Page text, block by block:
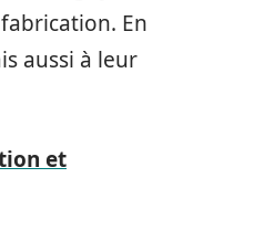
En
aussi à leur
et